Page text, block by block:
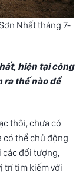
Nhất tháng 7-
hiện tại công
ra thế nào để
thôi, chưa có
có thể chủ động
các đối tượng,
trí tìm kiếm với